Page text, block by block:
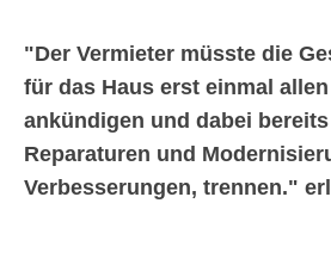
Der Vermieter müsste die
für das Haus erst einmal
ankündigen und dabei
Reparaturen und
Verbesserungen, trennen.